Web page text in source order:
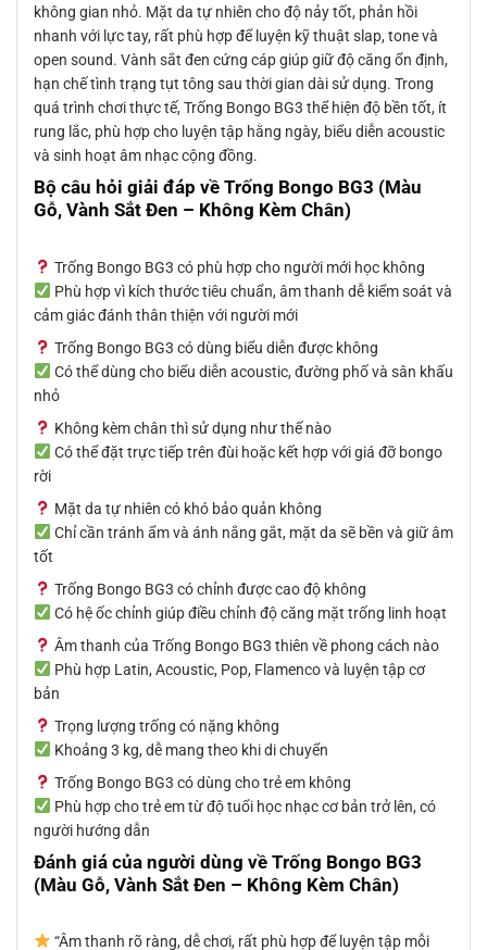
không gian nhỏ. Mặt da tự nhiên cho độ nảy tốt, phản hồi
nhanh với lực tay, rất phù hợp để luyện kỹ thuật slap, tone và
open sound. Vành sắt đen cứng cáp giúp giữ độ căng ổn định,
hạn chế tình trạng tụt tông sau thời gian dài sử dụng. Trong
quá trình chơi thực tế, Trống Bongo BG3 thể hiện độ bền tốt, ít
rung lắc, phù hợp cho luyện tập hằng ngày, biểu diễn acoustic
và sinh hoạt âm nhạc cộng đồng.
Bộ câu hỏi giải đáp về Trống Bongo BG3 (Màu
Gỗ, Vành Sắt Đen – Không Kèm Chân)
Trống Bongo BG3 có phù hợp cho người mới học không
Phù hợp vì kích thước tiêu chuẩn, âm thanh dễ kiểm soát và
cảm giác đánh thân thiện với người mới
Trống Bongo BG3 có dùng biểu diễn được không
Có thể dùng cho biểu diễn acoustic, đường phố và sân khấu
nhỏ
Không kèm chân thì sử dụng như thế nào
Có thể đặt trực tiếp trên đùi hoặc kết hợp với giá đỡ bongo
rời
Mặt da tự nhiên có khó bảo quản không
Chỉ cần tránh ẩm và ánh nắng gắt, mặt da sẽ bền và giữ âm
tốt
Trống Bongo BG3 có chỉnh được cao độ không
Có hệ ốc chỉnh giúp điều chỉnh độ căng mặt trống linh hoạt
Âm thanh của Trống Bongo BG3 thiên về phong cách nào
Phù hợp Latin, Acoustic, Pop, Flamenco và luyện tập cơ
bản
Trọng lượng trống có nặng không
Khoảng 3 kg, dễ mang theo khi di chuyển
Trống Bongo BG3 có dùng cho trẻ em không
Phù hợp cho trẻ em từ độ tuổi học nhạc cơ bản trở lên, có
người hướng dẫn
Đánh giá của người dùng về Trống Bongo BG3
(Màu Gỗ, Vành Sắt Đen – Không Kèm Chân)
“Âm thanh rõ ràng, dễ chơi, rất phù hợp để luyện tập mỗi